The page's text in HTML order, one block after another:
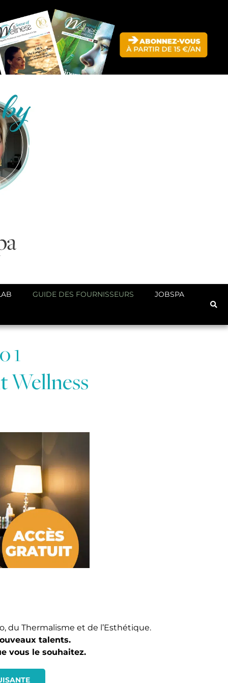
GUIDE DES FOURNISSEURS JOBSPA
1
Wellness
du Thermalisme et de l’Esthétique.
talents.
vous le souhaitez.